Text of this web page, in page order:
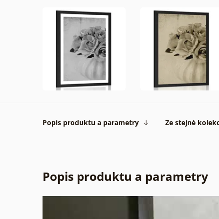
Popis produktu a parametry Ze stejné
Popis produktu a parametry